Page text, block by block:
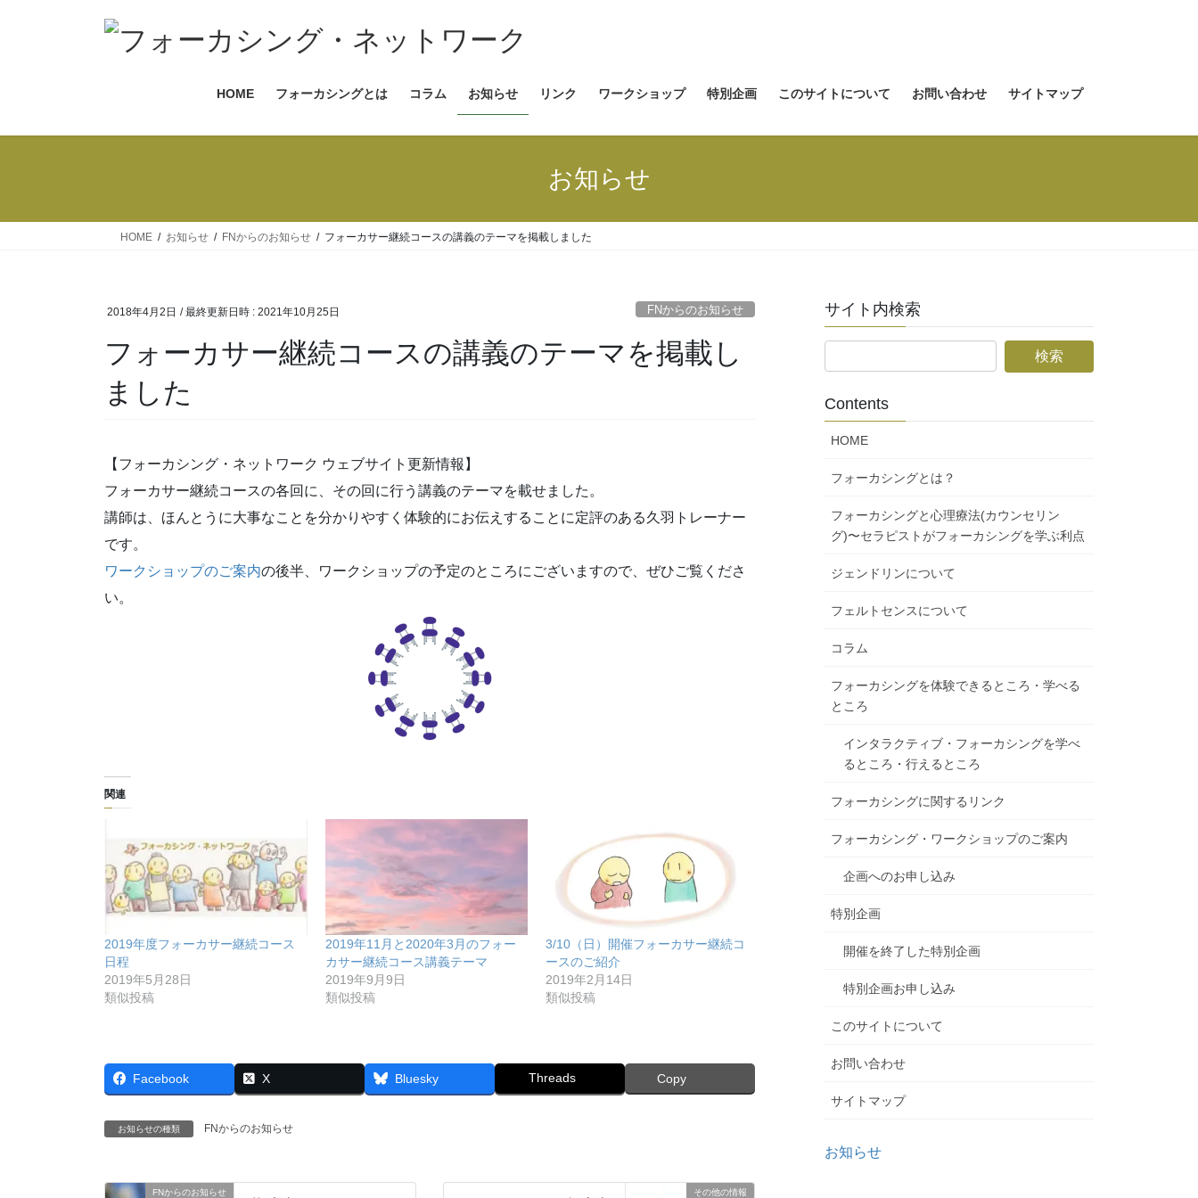
ス
ン
HOME フォーカシングとは コラム お知らせ リンク ワークショップ 特別企画 このサイトについて お問い合わせ サイトマップ
お知らせ
HOME お知らせ FNからのお知らせ フォーカサー継続コースの講義のテーマを掲載しました
2018年4月2日 / 最終更新日時 : 2021年10月25日 FNからのお知らせ
フォーカサー継続コースの講義のテーマを掲載し
ました
【フォーカシング・ネットワーク ウェブサイト更新情報】
フォーカサー継続コースの各回に、その回に行う講義のテーマを載せました。
講師は、ほんとうに大事なことを分かりやすく体験的にお伝えすることに定評のある久羽トレーナー
です。
ワークショップのご案内の後半、ワークショップの予定のところにございますので、ぜひご覧くださ
い。
関連
2019年度フォーカサー継続コース
日程
2019年5月28日
類似投稿
2019年11月と2020年3月のフォー
カサー継続コース講義テーマ
2019年9月9日
類似投稿
3/10（日）開催フォーカサー継続コ
ースのご紹介
2019年2月14日
類似投稿
Facebook X Bluesky Threads Copy
お知らせの種類 FNからのお知らせ
FNからのお知らせ その他の情報
サイト内検索
Contents
HOME
フォーカシングとは？
フォーカシングと心理療法(カウンセリン
グ)〜セラピストがフォーカシングを学ぶ利点
ジェンドリンについて
フェルトセンスについて
コラム
フォーカシングを体験できるところ・学べる
ところ
インタラクティブ・フォーカシングを学べ
るところ・行えるところ
フォーカシングに関するリンク
フォーカシング・ワークショップのご案内
企画へのお申し込み
特別企画
開催を終了した特別企画
特別企画お申し込み
このサイトについて
お問い合わせ
サイトマップ
お知らせ